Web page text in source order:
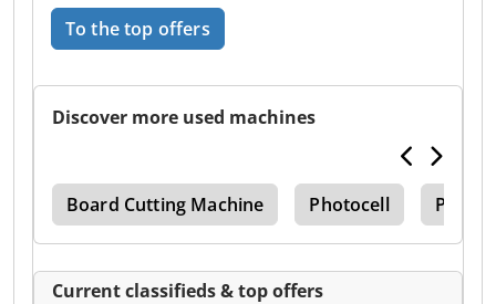
To the top offers
Discover more used machines
Board Cutting Machine Photocell Pallet
Current classifieds & top offers